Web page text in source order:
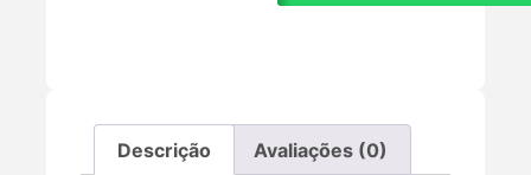
Descrição Avaliações (0)